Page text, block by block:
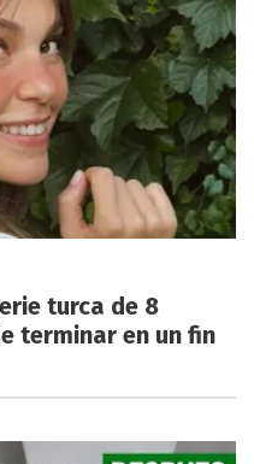
turca de 8
terminar en un fin